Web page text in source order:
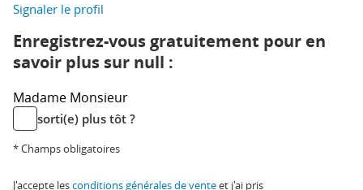
Signaler le profil
Enregistrez-vous gratuitement pour en
savoir plus sur null :
Madame Monsieur
sorti(e) plus tôt ?
* Champs obligatoires
J'accepte lesconditions générales de venteet j'ai pris